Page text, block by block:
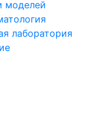
моделей
лаборатория